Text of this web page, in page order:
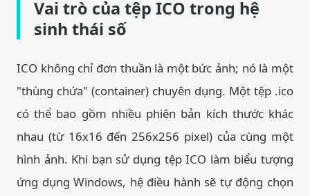
Vai trò của tệp ICO trong hệ
sinh thái số
ICO không chỉ đơn thuần là một bức ảnh; nó là một
"thùng chứa" (container) chuyên dụng. Một tệp .ico
có thể bao gồm nhiều phiên bản kích thước khác
nhau (từ 16x16 đến 256x256 pixel) của cùng một
hình ảnh. Khi bạn sử dụng tệp ICO làm biểu tượng
ứng dụng Windows, hệ điều hành sẽ tự động chọn